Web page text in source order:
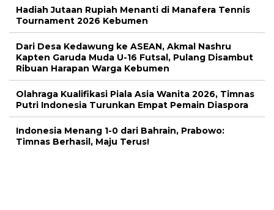
Hadiah Jutaan Rupiah Menanti di Manafera Tennis
Tournament 2026 Kebumen
Dari Desa Kedawung ke ASEAN, Akmal Nashru
Kapten Garuda Muda U-16 Futsal, Pulang Disambut
Ribuan Harapan Warga Kebumen
Olahraga Kualifikasi Piala Asia Wanita 2026, Timnas
Putri Indonesia Turunkan Empat Pemain Diaspora
Indonesia Menang 1-0 dari Bahrain, Prabowo:
Timnas Berhasil, Maju Terus!